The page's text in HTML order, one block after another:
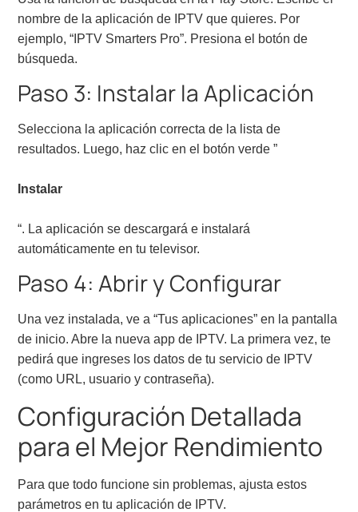
nombre de la aplicación de IPTV que quieres. Por
ejemplo, “IPTV Smarters Pro”. Presiona el botón de
búsqueda.
Paso 3: Instalar la Aplicación
Selecciona la aplicación correcta de la lista de
resultados. Luego, haz clic en el botón verde ”
Instalar
“. La aplicación se descargará e instalará
automáticamente en tu televisor.
Paso 4: Abrir y Configurar
Una vez instalada, ve a “Tus aplicaciones” en la pantalla
de inicio. Abre la nueva app de IPTV. La primera vez, te
pedirá que ingreses los datos de tu servicio de IPTV
(como URL, usuario y contraseña).
Configuración Detallada
para el Mejor Rendimiento
Para que todo funcione sin problemas, ajusta estos
parámetros en tu aplicación de IPTV.